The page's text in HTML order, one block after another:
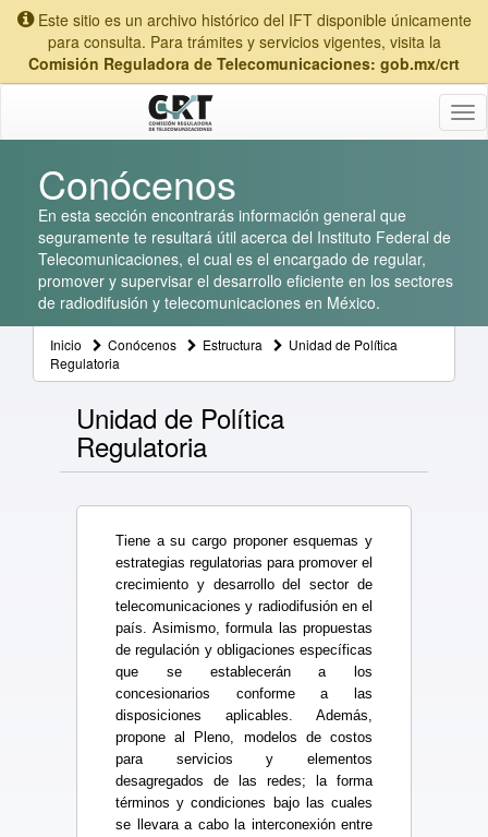
Este sitio es un archivo histórico del IFT disponible únicamente
para consulta. Para trámites y servicios vigentes, visita la
Comisión Reguladora de Telecomunicaciones: gob.mx/crt
Conócenos
En esta sección encontrarás información general que
seguramente te resultará útil acerca del Instituto Federal de
Telecomunicaciones, el cual es el encargado de regular,
promover y supervisar el desarrollo eficiente en los sectores
de radiodifusión y telecomunicaciones en México.
Inicio Conócenos Estructura
Unidad de Política
Regulatoria
Unidad de Política
Regulatoria
Tiene a su cargo proponer esquemas y
estrategias regulatorias para promover el
crecimiento y desarrollo del sector de
telecomunicaciones y radiodifusión en el
país. Asimismo, formula las propuestas
de regulación y obligaciones específicas
que se establecerán a los
concesionarios conforme a las
disposiciones aplicables. Además,
propone al Pleno, modelos de costos
para servicios y elementos
desagregados de las redes; la forma
términos y condiciones bajo las cuales
se llevara a cabo la interconexión entre